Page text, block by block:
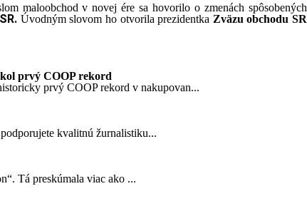
maloobchod v novej ére sa hovorilo o zmenách spôsobených
Úvodným slovom ho otvorila prezidentka Zväzu obchodu SR
prvý COOP rekord
prvý COOP rekord v nakupovan...
kvalitnú žurnalistiku...
Tá preskúmala viac ako ...